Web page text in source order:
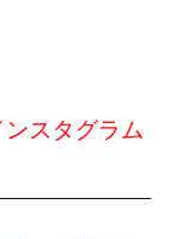
ンスタグラム